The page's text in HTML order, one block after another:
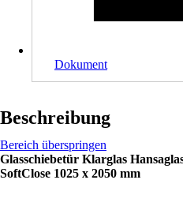
Dokument
Beschreibung
Bereich überspringen
Glasschiebetür Klarglas
SoftClose 1025 x 2050 mm